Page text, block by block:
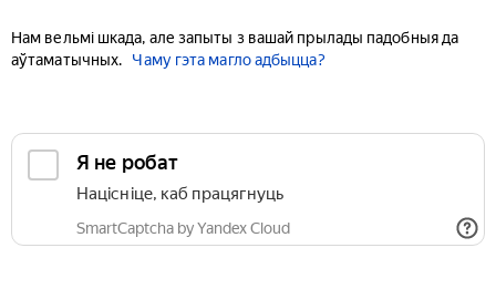
Нам вельмі шкада, але запыты з вашай прылады падобныя да
аўтаматычных.
Чаму гэта магло адбыцца?
Я не робат
Націсніце, каб працягнуць
SmartCaptcha by Yandex Cloud